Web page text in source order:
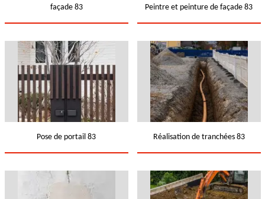
façade 83
Peintre et peinture de façade 83
Pose de portail 83 Réalisation de tranchées 83